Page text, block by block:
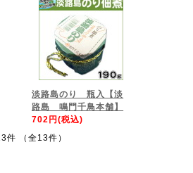
淡路島のり 瓶入【淡
路島 鳴門千鳥本舗】
702円(税込)
件 （全13件）